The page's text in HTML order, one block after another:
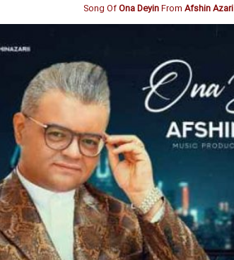
Song OfOna DeyinFromAfshin Azari